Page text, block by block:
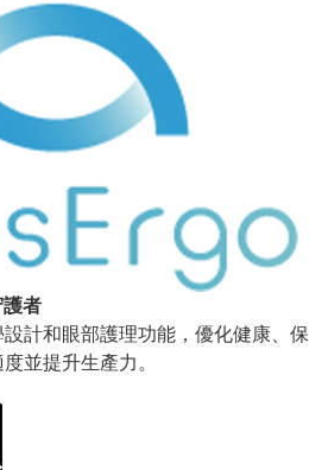
者
計和眼部護理功能，優化健康、保
並提升生產力。